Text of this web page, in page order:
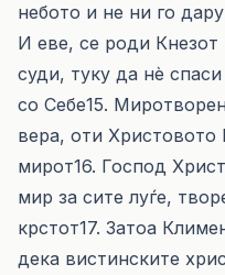
небото и не ни го
И еве, се роди
суди, туку да нè
со Себе15.
вера, oти Христовото
мирот16. Господ
мир за сите луѓе,
крстот17. Затоа
дека вистинските